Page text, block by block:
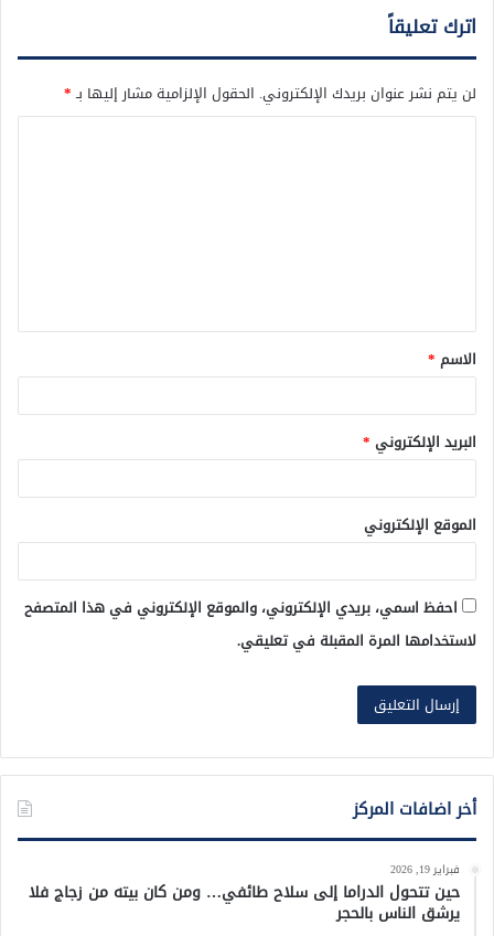
اترك تعليقاً
لن يتم نشر عنوان بريدك الإلكتروني. الحقول الإلزامية مشار إليها بـ*
ق
*
الاسم *
البريد الإلكتروني *
الموقع الإلكتروني
احفظ اسمي، بريدي الإلكتروني، والموقع الإلكتروني في هذا المتصفح
لاستخدامها المرة المقبلة في تعليقي.
أخر اضافات المركز
فبراير 19, 2026
حين تتحول الدراما إلى سلاح طائفي… ومن كان بيته من زجاج فلا
يرشق الناس بالحجر